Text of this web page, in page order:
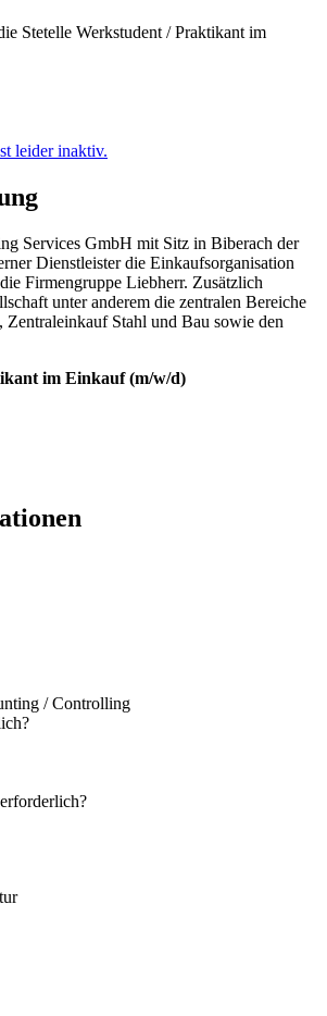
Stetelle Werkstudent / Praktikant im
leider inaktiv.
Services GmbH mit Sitz in Biberach der
Dienstleister die Einkaufsorganisation
Firmengruppe Liebherr. Zusätzlich
unter anderem die zentralen Bereiche
Stahl und Bau sowie den
im Einkauf (m/w/d)
/ Controlling